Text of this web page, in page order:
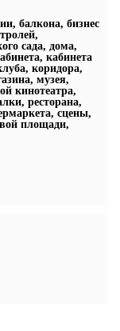
балкона, бизнес
сада, дома,
кабинета
коридора,
музея,
кинотеатра,
ресторана,
сцены,
площади,